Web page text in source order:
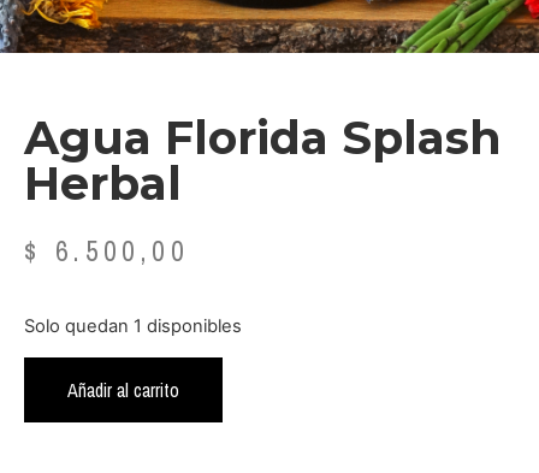
Agua Florida Splash
Herbal
$ 6.500,00
Solo quedan 1 disponibles
Añadir al carrito